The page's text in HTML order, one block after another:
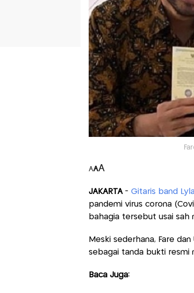
AAA
JAKARTA- Gitaris band
pandemi virus corona
bahagia tersebut usai sah
Meski sederhana, Fare
sebagai tanda bukti resmi
Baca Juga: